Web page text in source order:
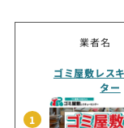
業者名
1
ゴミ屋敷レス
ター